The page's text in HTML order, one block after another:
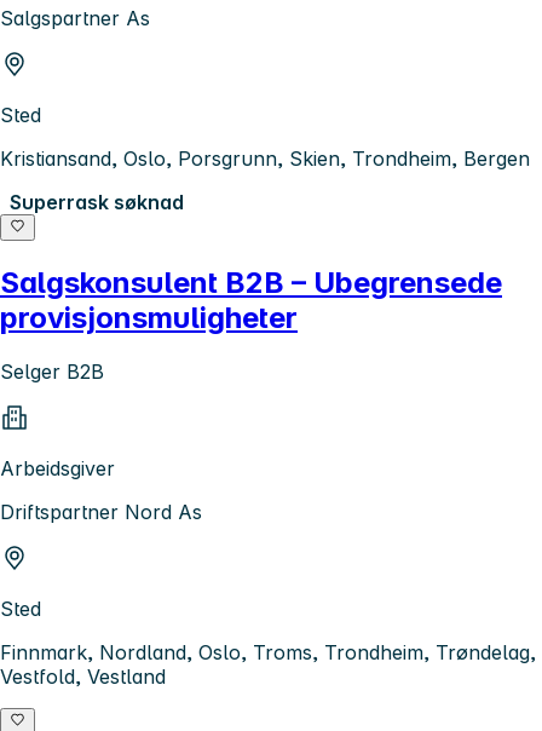
Salgspartner As
Sted
Kristiansand, Oslo, Porsgrunn, Skien, Trondheim, Bergen
Superrask søknad
Salgskonsulent B2B – Ubegrensede
provisjonsmuligheter
Selger B2B
Arbeidsgiver
Driftspartner Nord As
Sted
Finnmark, Nordland, Oslo, Troms, Trondheim, Trøndelag,
Vestfold, Vestland